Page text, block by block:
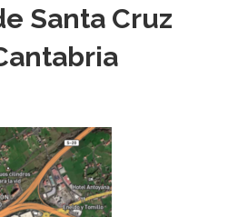
Santa Cruz